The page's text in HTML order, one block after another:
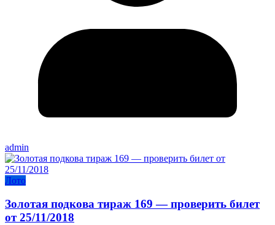
admin
Лото
Золотая подкова тираж 169 — проверить билет
от 25/11/2018